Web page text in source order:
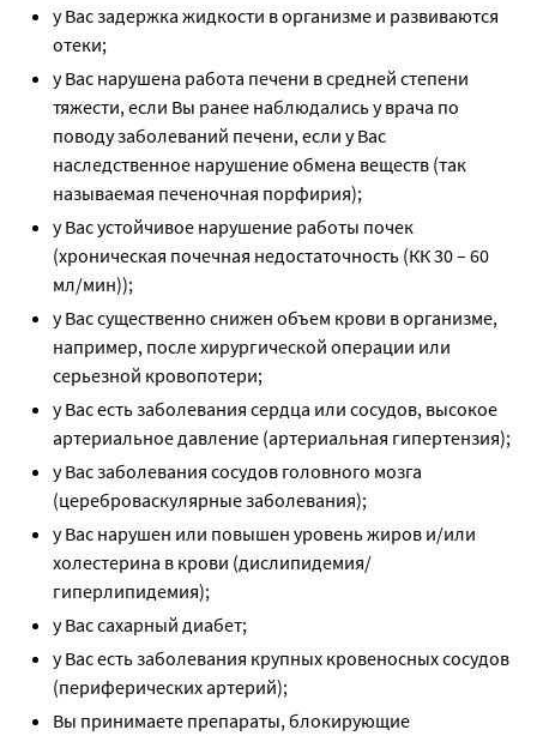
у Вас задержка жидкости в организме и развиваются
отеки;
у Вас нарушена работа печени в средней степени
тяжести, если Вы ранее наблюдались у врача по
поводу заболеваний печени, если у Вас
наследственное нарушение обмена веществ (так
называемая печеночная порфирия);
у Вас устойчивое нарушение работы почек
(хроническая почечная недостаточность (КК 30 – 60
мл/мин));
у Вас существенно снижен объем крови в организме,
например, после хирургической операции или
серьезной кровопотери;
у Вас есть заболевания сердца или сосудов, высокое
артериальное давление (артериальная гипертензия);
у Вас заболевания сосудов головного мозга
(цереброваскулярные заболевания);
у Вас нарушен или повышен уровень жиров и/или
холестерина в крови (дислипидемия/
гиперлипидемия);
у Вас сахарный диабет;
у Вас есть заболевания крупных кровеносных сосудов
(периферических артерий);
Вы принимаете препараты, блокирующие